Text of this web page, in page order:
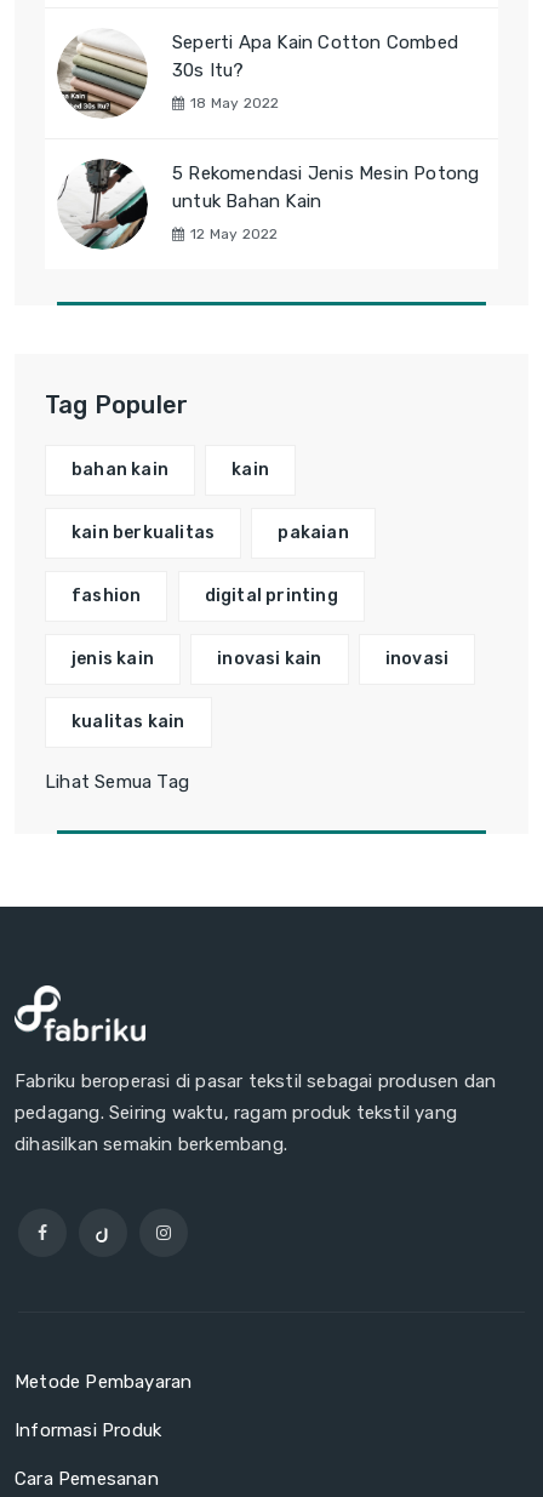
Seperti Apa Kain Cotton Combed
30s Itu?
18 May 2022
5 Rekomendasi Jenis Mesin Potong
untuk Bahan Kain
12 May 2022
Tag Populer
bahan kain kain
kain berkualitas pakaian
fashion digital printing
jenis kain inovasi kain inovasi
kualitas kain
Lihat Semua Tag
Fabriku beroperasi di pasar tekstil sebagai produsen dan
pedagang. Seiring waktu, ragam produk tekstil yang
dihasilkan semakin berkembang.
Metode Pembayaran
Informasi Produk
Cara Pemesanan